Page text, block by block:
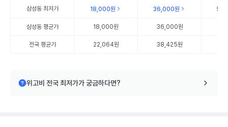
삼성동최저가 18,000원 36,000원
삼성동평균가 18,000원 36,000원
전국 평균가 22,064원 38,425원
위고비 전국 최저가가 궁금하다면?